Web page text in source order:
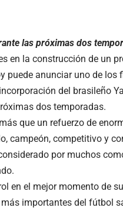
las próximas dos
en la construcción de un
puede anunciar uno de los
del brasileño
dos temporadas.
que un refuerzo de
campeón, competitivo y
por muchos
en el mejor momento de
importantes del fútbol